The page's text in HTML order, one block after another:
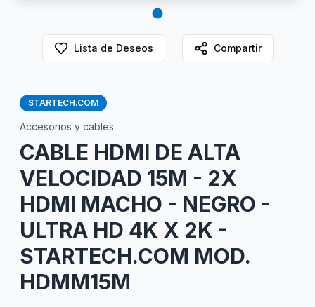
Lista de Deseos Compartir
STARTECH.COM
Accesorios y cables.
CABLE HDMI DE ALTA
VELOCIDAD 15M - 2X
HDMI MACHO - NEGRO -
ULTRA HD 4K X 2K -
STARTECH.COM MOD.
HDMM15M